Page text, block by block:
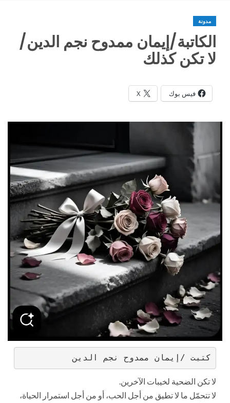
مدونة
الكاتبة/إيمان ممدوح نجم الدين/
لا تكن كذلك
فيس بوك X
كتبت /إيمان ممدوح نجم الدين
لا تكن الضحية لخيبات الآخرين.
لا تتحمّل ما لا تطيق من أجل الحب، أو من أجل استمرار الحياة،